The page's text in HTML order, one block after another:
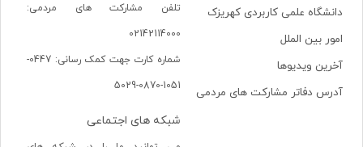
دانشگاه علمی کاربردی کهریزک
امور بین الملل
آخرین ویدیوها
آدرس دفاتر مشارکت های مردمی
تلفن مشارکت های مردمی:
02142114000
شماره کارت جهت کمک رسانی: 0447-
1051-0870-5029
شبکه های اجتماعی